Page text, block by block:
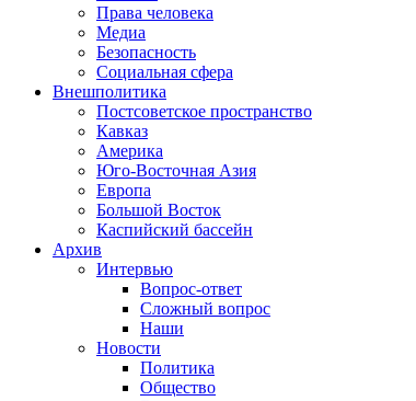
Права человека
Медиа
Безопасность
Социальная сфера
Внешполитика
Постсоветское пространство
Кавказ
Америка
Юго-Восточная Азия
Европа
Большой Восток
Каспийский бассейн
Архив
Интервью
Вопрос-ответ
Сложный вопрос
Наши
Новости
Политика
Общество